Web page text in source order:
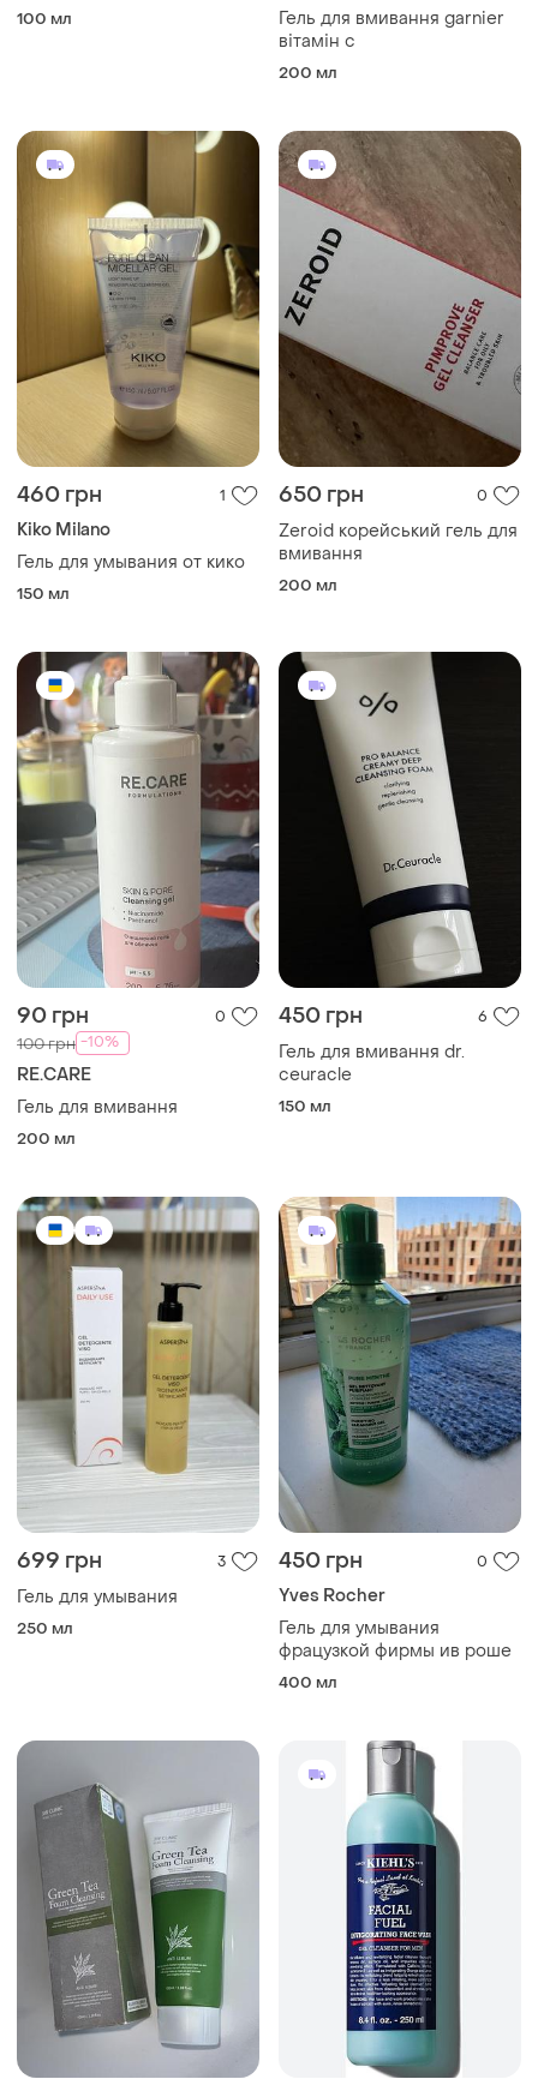
100 мл
Гель для вмивання garnier
вітамін с
200 мл
460 грн 1
Kiko Milano
Гель для умывания от кико
150 мл
650 грн 0
Zeroid корейський гель для
вмивання
200 мл
90 грн 0
100 грн -10%
RE.CARE
Гель для вмивання
200 мл
450 грн 6
Гель для вмивання dr.
ceuracle
150 мл
699 грн 3
Гель для умывания
250 мл
450 грн 0
Yves Rocher
Гель для умывания
фрацузкой фирмы ив роше
400 мл